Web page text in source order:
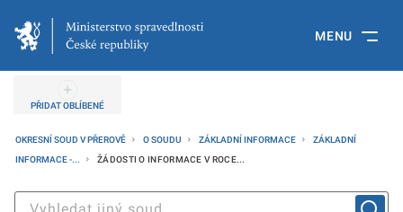
MENU
PŘIDAT OBLÍBENÉ
OKRESNÍ SOUD V PŘEROVĚ O SOUDU ZÁKLADNÍ INFORMACE
ZÁKLADNÍ
INFORMACE -...
ŽÁDOSTI O INFORMACE V ROCE...